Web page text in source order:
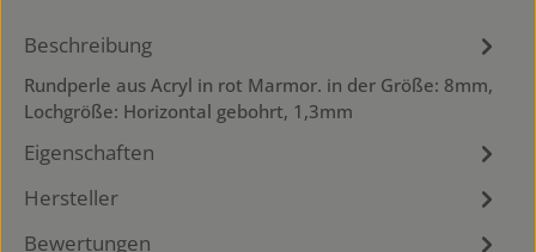
Beschreibung
Rundperle aus Acryl in rot Marmor. in der Größe: 8mm,
Lochgröße: Horizontal gebohrt, 1,3mm
Eigenschaften
Hersteller
Bewertungen